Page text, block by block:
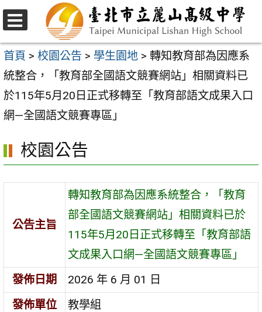
跳
至
主
要
內
容
選
單
首頁 > 校園公告 > 學生園地 > 轉知教育部為因應系
統整合，「教育部全國語文競賽網站」相關資料已
於115年5月20日正式移轉至「教育部語文成果入口
網—全國語文競賽專區」
校園公告
公告主旨
轉知教育部為因應系統整合，「教育
部全國語文競賽網站」相關資料已於
115年5月20日正式移轉至「教育部語
文成果入口網—全國語文競賽專區」
發佈日期
2026 年 6 月 01 日
發佈單位
教學組